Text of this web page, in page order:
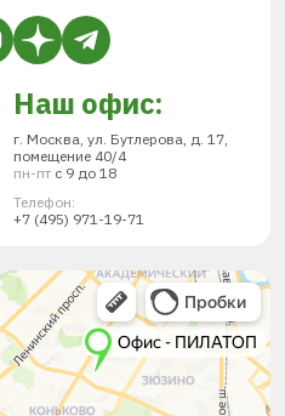
Наш офис:
г. Москва, ул. Бутлерова, д. 17,
помещение 40/4
пн-пт с 9 до 18
Телефон:
+7 (495) 971-19-71